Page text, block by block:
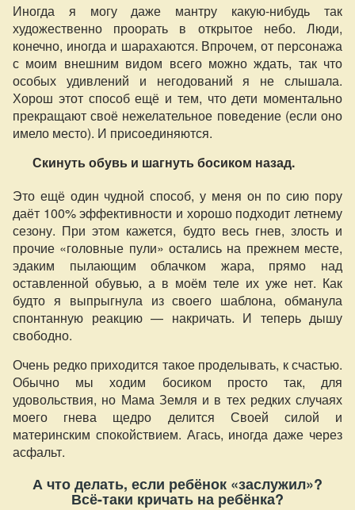
Иногда я могу даже мантру какую-нибудь так
художественно проорать в открытое небо. Люди,
конечно, иногда и шарахаются. Впрочем, от персонажа
с моим внешним видом всего можно ждать, так что
особых удивлений и негодований я не слышала.
Хорош этот способ ещё и тем, что дети моментально
прекращают своё нежелательное поведение (если оно
имело место). И присоединяются.
Скинуть обувь и шагнуть босиком назад.
Это ещё один чудной способ, у меня он по сию пору
даёт 100% эффективности и хорошо подходит летнему
сезону. При этом кажется, будто весь гнев, злость и
прочие «головные пули» остались на прежнем месте,
эдаким пылающим облачком жара, прямо над
оставленной обувью, а в моём теле их уже нет. Как
будто я выпрыгнула из своего шаблона, обманула
спонтанную реакцию — накричать. И теперь дышу
свободно.
Очень редко приходится такое проделывать, к счастью.
Обычно мы ходим босиком просто так, для
удовольствия, но Мама Земля и в тех редких случаях
моего гнева щедро делится Своей силой и
материнским спокойствием. Агась, иногда даже через
асфальт.
А что делать, если ребёнок «заслужил»?
Всё-таки кричать на ребёнка?